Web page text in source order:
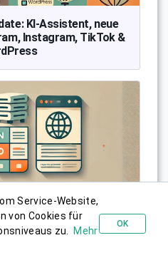
KI-Assistent, neue
Instagram, TikTok &
Version des Tools
Support für
Service-Website,
von Cookies für
zu. Mehr
OK
probieren